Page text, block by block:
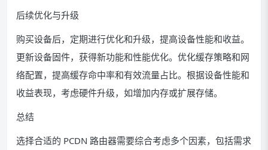
后续优化与升级
购买设备后，定期进行优化和升级，提高设备性能和收益。
更新设备固件，获得新功能和性能优化。优化缓存策略和网
络配置，提高缓存命中率和有效流量占比。根据设备性能和
收益表现，考虑硬件升级，如增加内存或扩展存储。
总结
选择合适的 PCDN 路由器需要综合考虑多个因素，包括需求